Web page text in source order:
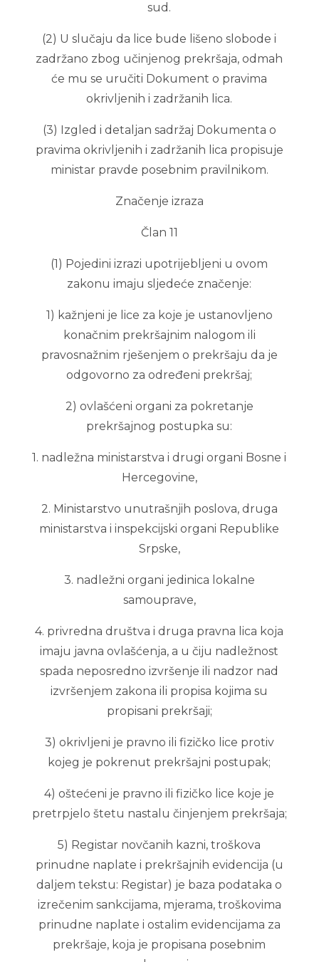
sud.
(2) U slučaju da lice bude lišeno slobode i
zadržano zbog učinjenog prekršaja, odmah
će mu se uručiti Dokument o pravima
okrivljenih i zadržanih lica.
(3) Izgled i detaljan sadržaj Dokumenta o
pravima okrivljenih i zadržanih lica propisuje
ministar pravde posebnim pravilnikom.
Značenje izraza
Član 11
(1) Pojedini izrazi upotrijebljeni u ovom
zakonu imaju sljedeće značenje:
1) kažnjeni je lice za koje je ustanovljeno
konačnim prekršajnim nalogom ili
pravosnažnim rješenjem o prekršaju da je
odgovorno za određeni prekršaj;
2) ovlašćeni organi za pokretanje
prekršajnog postupka su:
1. nadležna ministarstva i drugi organi Bosne i
Hercegovine,
2. Ministarstvo unutrašnjih poslova, druga
ministarstva i inspekcijski organi Republike
Srpske,
3. nadležni organi jedinica lokalne
samouprave,
4. privredna društva i druga pravna lica koja
imaju javna ovlašćenja, a u čiju nadležnost
spada neposredno izvršenje ili nadzor nad
izvršenjem zakona ili propisa kojima su
propisani prekršaji;
3) okrivljeni je pravno ili fizičko lice protiv
kojeg je pokrenut prekršajni postupak;
4) oštećeni je pravno ili fizičko lice koje je
pretrpjelo štetu nastalu činjenjem prekršaja;
5) Registar novčanih kazni, troškova
prinudne naplate i prekršajnih evidencija (u
daljem tekstu: Registar) je baza podataka o
izrečenim sankcijama, mjerama, troškovima
prinudne naplate i ostalim evidencijama za
prekršaje, koja je propisana posebnim